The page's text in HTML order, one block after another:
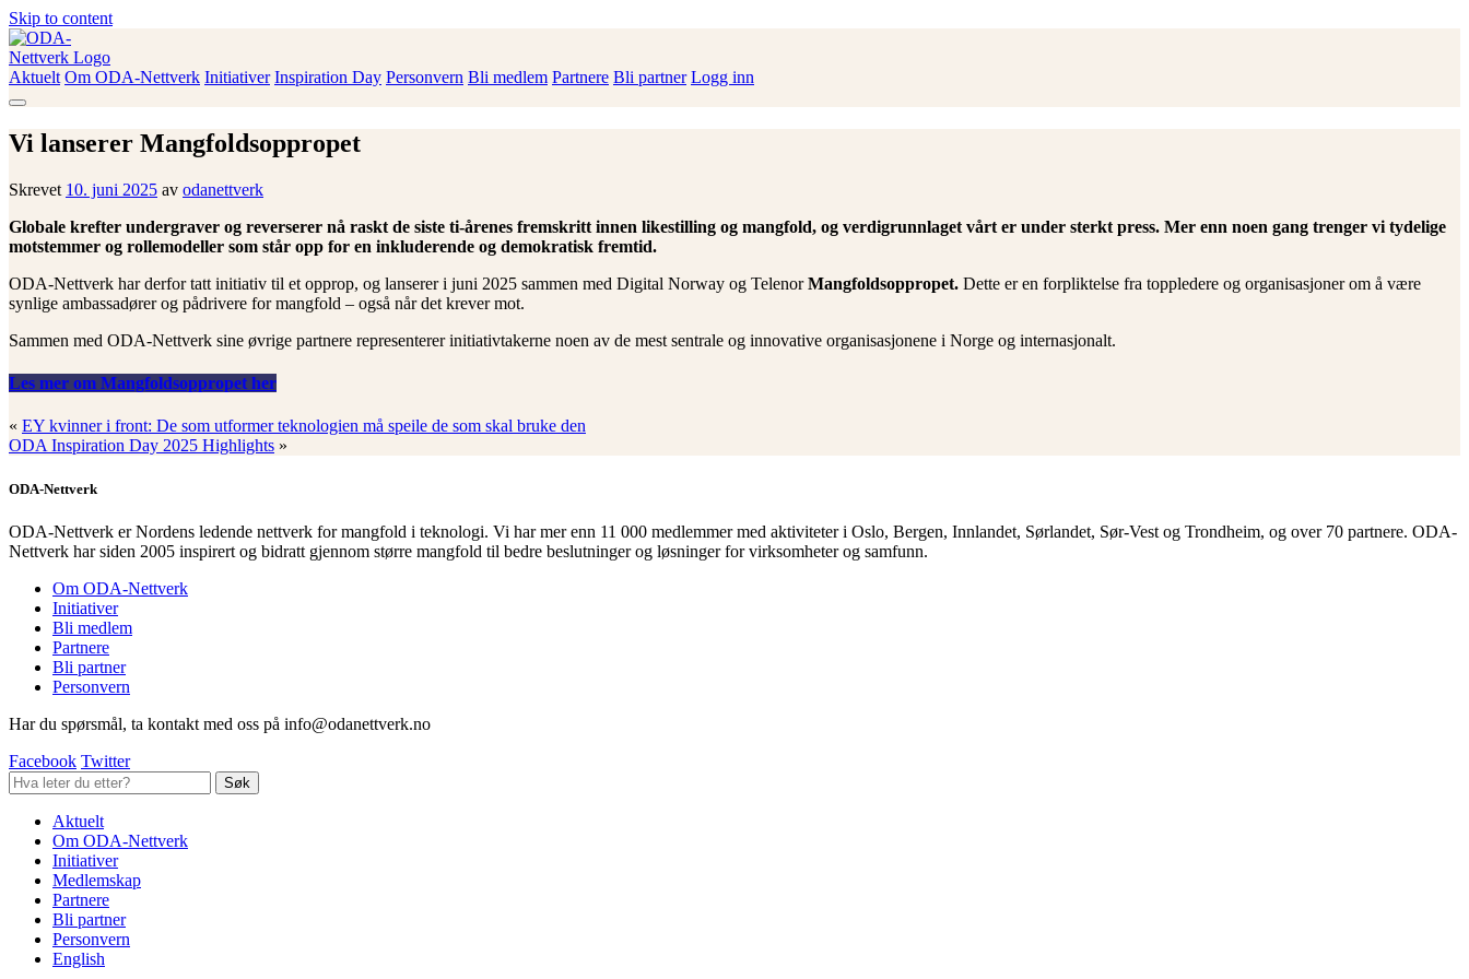
Skip to content
Aktuelt Om ODA-Nettverk Initiativer Inspiration Day Personvern Bli medlem Partnere Bli partner Logg inn
Vi lanserer Mangfoldsoppropet
Skrevet 10. juni 2025 av odanettverk
Globale krefter undergraver og reverserer nå raskt de siste ti-årenes fremskritt innen likestilling og mangfold, og verdigrunnlaget vårt er under sterkt press. Mer enn noen gang trenger vi tydelige
motstemmer og rollemodeller som står opp for en inkluderende og demokratisk fremtid.
ODA-Nettverk har derfor tatt initiativ til et opprop, og lanserer i juni 2025 sammen med Digital Norway og TelenorMangfoldsoppropet. Dette er en forpliktelse fra toppledere og organisasjoner om å være
synlige ambassadører og pådrivere for mangfold – også når det krever mot.
Sammen med ODA-Nettverk sine øvrige partnere representerer initiativtakerne noen av de mest sentrale og innovative organisasjonene i Norge og internasjonalt.
Les mer om Mangfoldsoppropet her
« EY kvinner i front: De som utformer teknologien må speile de som skal bruke den
ODA Inspiration Day 2025 Highlights »
ODA-Nettverk
ODA-Nettverk er Nordens ledende nettverk for mangfold i teknologi. Vi har mer enn 11 000 medlemmer med aktiviteter i Oslo, Bergen, Innlandet, Sørlandet, Sør-Vest og Trondheim, og over 70 partnere. ODA-
Nettverk har siden 2005 inspirert og bidratt gjennom større mangfold til bedre beslutninger og løsninger for virksomheter og samfunn.
Om ODA-Nettverk
Initiativer
Bli medlem
Partnere
Bli partner
Personvern
Har du spørsmål, ta kontakt med oss på info@odanettverk.no
Facebook Twitter
Aktuelt
Om ODA-Nettverk
Initiativer
Medlemskap
Partnere
Bli partner
Personvern
English